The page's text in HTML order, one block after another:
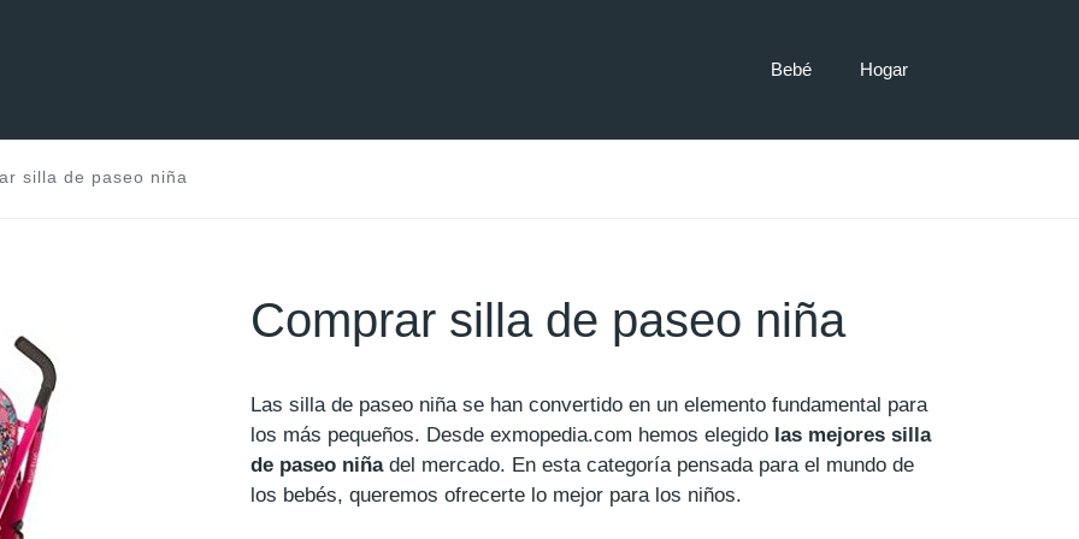
Bebé Hogar
silla de paseo niña
Comprar silla de paseo niña
Las silla de paseo niña se han convertido en un elemento fundamental para
los más pequeños. Desde exmopedia.com hemos elegido las mejores silla
de paseo niñadel mercado. En esta categoría pensada para el mundo de
los bebés, queremos ofrecerte lo mejor para los niños.